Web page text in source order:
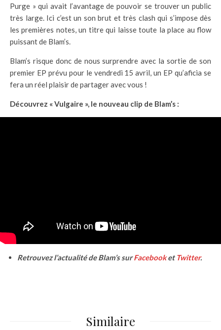
Purge » qui avait l’avantage de pouvoir se trouver un public
très large. Ici c’est un son brut et très clash qui s’impose dès
les premières notes, un titre qui laisse toute la place au flow
puissant de Blam’s.
Blam’s risque donc de nous surprendre avec la sortie de son
premier EP prévu pour le vendredi 15 avril, un EP qu’aficia se
fera un réel plaisir de partager avec vous !
Découvrez « Vulgaire », le nouveau clip de Blam’s :
Retrouvez l’actualité de Blam’s surFacebooket Twitter.
Similaire